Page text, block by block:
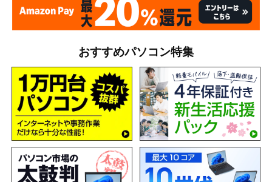
おすすめパソコン特集